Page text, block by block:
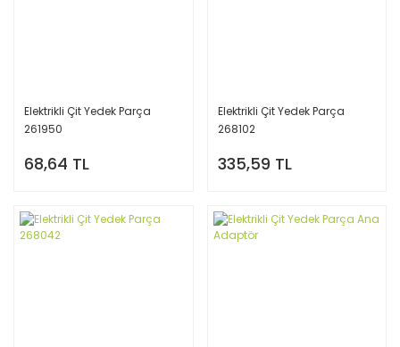
Elektrikli Çit Yedek Parça
261950
68,64 TL
Elektrikli Çit Yedek Parça
268102
335,59 TL